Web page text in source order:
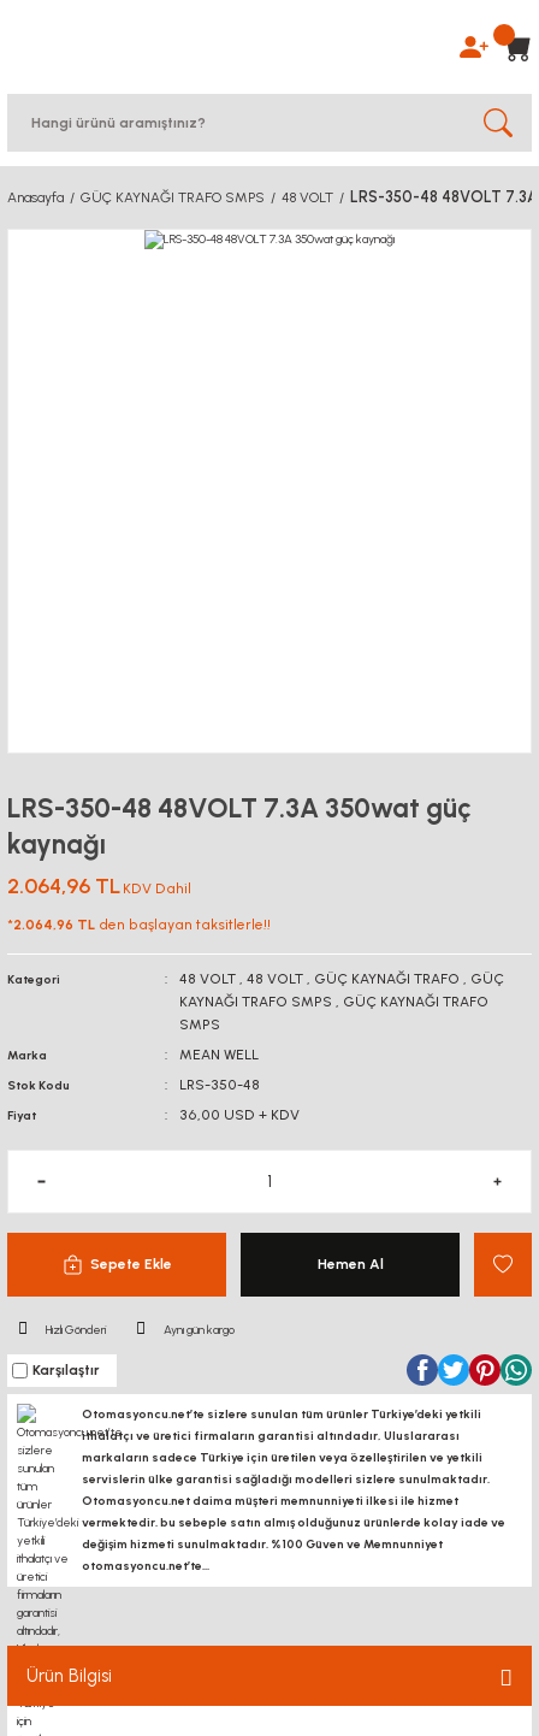
Anasayfa GÜÇ KAYNAĞI TRAFO SMPS 48 VOLT LRS-350-48 48VOLT
LRS-350-48 48VOLT 7.3A 350wat güç
kaynağı
2.064,96 TL KDV Dahil
*2.064,96 TL den başlayan taksitlerle!!
Kategori 48 VOLT , 48 VOLT , GÜÇ KAYNAĞI TRAFO , GÜÇ
KAYNAĞI TRAFO SMPS , GÜÇ KAYNAĞI TRAFO
SMPS
Marka MEAN WELL
Stok Kodu LRS-350-48
Fiyat 36,00 USD + KDV
Sepete Ekle Hemen Al
Hızlı Gönderi Aynı gün kargo
Karşılaştır
Otomasyoncu.net’te sizlere sunulan tüm ürünler Türkiye’deki yetkili
ithalatçı ve üretici firmaların garantisi altındadır, Uluslararası
markaların sadece Türkiye için üretilen veya özelleştirilen ve yetkili
servislerin ülke garantisi sağladığı modelleri sizlere sunulmaktadır.
Otomasyoncu.net daima müşteri memnunniyeti ilkesi ile hizmet
vermektedir. bu sebeple satın almış olduğunuz ürünlerde kolay iade ve
değişim hizmeti sunulmaktadır. %100 Güven ve Memnunniyet
otomasyoncu.net’te...
Ürün Bilgisi